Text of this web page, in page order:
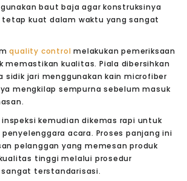
baut baja agar konstruksinya
tetap kuat dalam waktu yang sangat
quality control melakukan pemeriksaan
memastikan kualitas. Piala dibersihkan
sidik jari menggunakan kain microfiber
mengkilap sempurna sebelum masuk
inspeksi kemudian dikemas rapi untuk
acara. Proses panjang ini
pelanggan yang memesan produk
tinggi melalui prosedur
terstandarisasi.